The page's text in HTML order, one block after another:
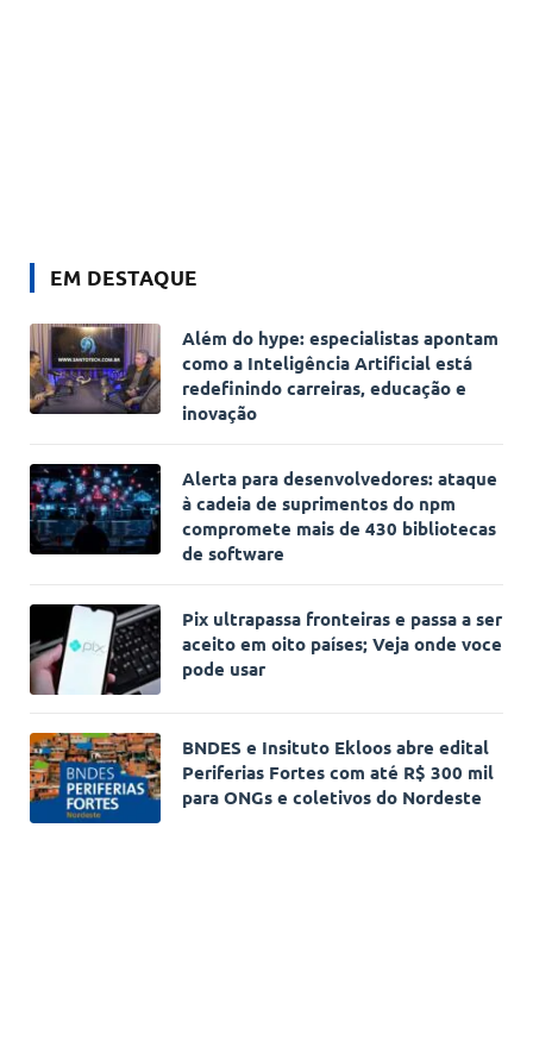
EM DESTAQUE
Além do hype: especialistas apontam
como a Inteligência Artificial está
redefinindo carreiras, educação e
inovação
Alerta para desenvolvedores: ataque
à cadeia de suprimentos do npm
compromete mais de 430 bibliotecas
de software
Pix ultrapassa fronteiras e passa a ser
aceito em oito países; Veja onde voce
pode usar
BNDES e Insituto Ekloos abre edital
Periferias Fortes com até R$ 300 mil
para ONGs e coletivos do Nordeste